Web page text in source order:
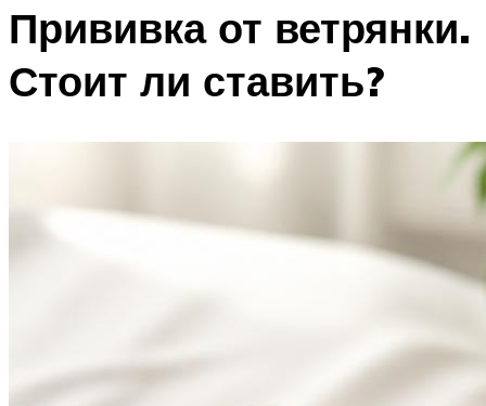
Прививка от ветрянки.
Стоит ли ставить?